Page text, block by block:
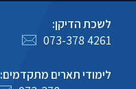
לשכת הדיקן:
073-378 4261
לימודי תארים מתקדמים: